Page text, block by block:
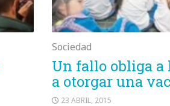
Sociedad
Un fallo obliga a
a otorgar una
23 ABRIL, 2015